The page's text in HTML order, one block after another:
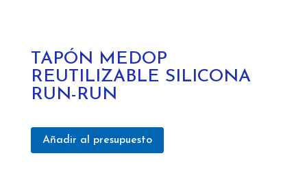
TAPÓN MEDOP
REUTILIZABLE SILICONA
RUN-RUN
Añadir al presupuesto